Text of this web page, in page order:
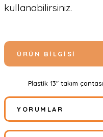
kullanabilirsiniz.
ÜRÜN BILGISI
Plastik 13" takım
YORUMLAR